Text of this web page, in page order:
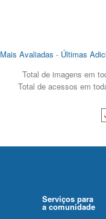
Mais Avaliadas - Últimas
Total de imagens em
Total de acessos em
Serviços para
a comunidade